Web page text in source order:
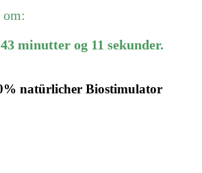
43 minutter og 11 sekunder.
natürlicher Biostimulator